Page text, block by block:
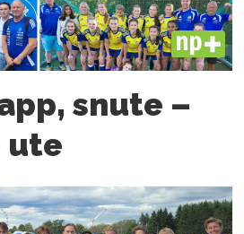
PLUS
snute –
ute